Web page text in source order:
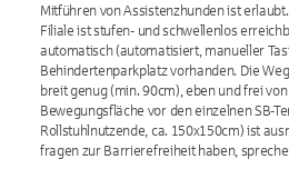
Mitführen von Assistenzhunden ist
Filiale ist stufen- und schwellenlos
automatisch (automatisiert, manueller
Behindertenparkplatz vorhanden. Die
breit genug (min. 90cm), eben und frei
Bewegungsfläche vor den einzelnen SB-
Rollstuhlnutzende, ca. 150x150cm) ist
fragen zur Barrierefreiheit haben,